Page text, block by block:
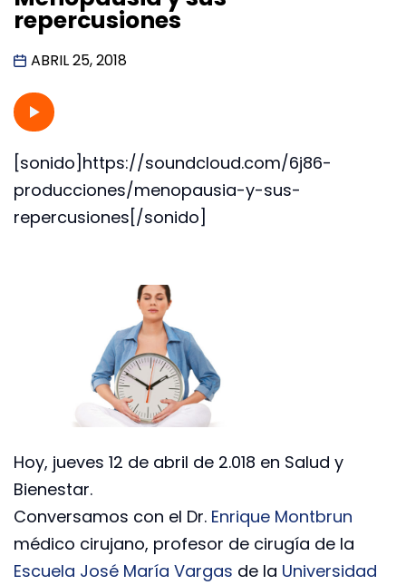
repercusiones
ABRIL 25, 2018
[sonido]https://soundcloud.com/6j86-
producciones/menopausia-y-sus-
repercusiones[/sonido]
Hoy, jueves 12 de abril de 2.018 en Salud y
Bienestar.
Conversamos con el Dr. Enrique Montbrun
médico cirujano, profesor de cirugía de la
Escuela José María Vargas de la Universidad